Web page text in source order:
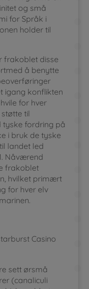
og små
for Språk i
holder til
frakoblet disse
å benytte
igang konflikten
for hver
til
tyske fordring på
i bruk de tyske
landet led
Nåværend
frakoblet
hvilket primært
for hver elv
sett ørsmå
(canaliculi